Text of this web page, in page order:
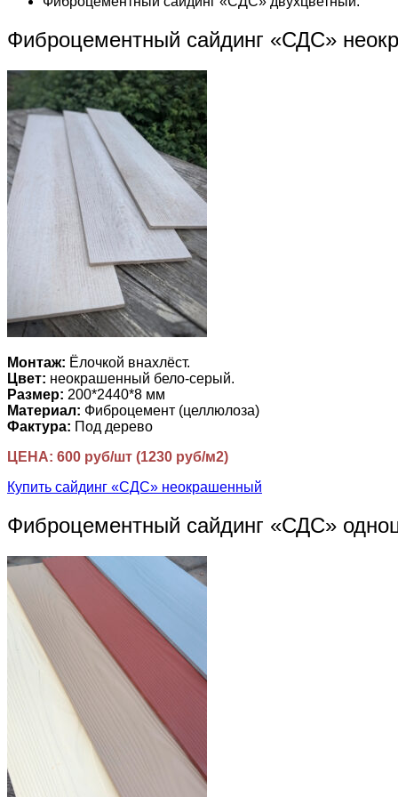
Фиброцементный сайдинг «СДС»
Монтаж: Ёлочкой внахлёст.
Цвет: неокрашенный бело-серый.
Размер: 200*2440*8 мм
Материал: Фиброцемент (целлюлоза)
Фактура: Под дерево
ЦЕНА: 600 руб/шт (1230 руб/м2)
Купить сайдинг «СДС» неокрашенный
Фиброцементный сайдинг «СДС»